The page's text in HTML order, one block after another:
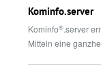
Kominfo.server
Kominfo®.server
Mitteln eine